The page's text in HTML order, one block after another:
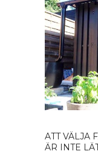
ATT VÄLJA
ÄR INTE